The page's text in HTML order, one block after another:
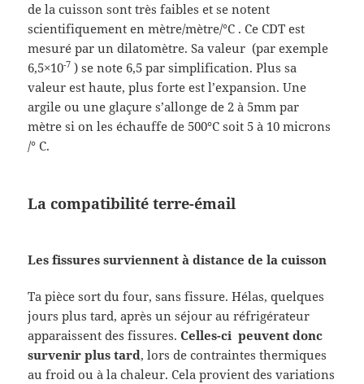
de la cuisson sont très faibles et se notent
scientifiquement en mètre/mètre/°C . Ce CDT est
mesuré par un dilatomètre. Sa valeur (par exemple
6,5×10-7 ) se note 6,5 par simplification. Plus sa
valeur est haute, plus forte est l’expansion. Une
argile ou une glaçure s’allonge de 2 à 5mm par
mètre si on les échauffe de 500°C soit 5 à 10 microns
/° C.
La compatibilité terre-émail
Les fissures surviennent à distance de la cuisson
Ta pièce sort du four, sans fissure. Hélas, quelques
jours plus tard, après un séjour au réfrigérateur
apparaissent des fissures.Celles-ci peuvent donc
survenir plus tard, lors de contraintes thermiques
au froid ou à la chaleur. Cela provient des variations